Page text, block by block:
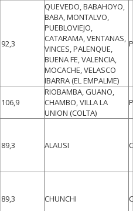
92,3
QUEVEDO, BABAHOYO,
BABA, MONTALVO,
PUEBLOVIEJO,
CATARAMA, VENTANAS,
VINCES, PALENQUE,
BUENA FE, VALENCIA,
MOCACHE, VELASCO
IBARRA (EL EMPALME)
106,9
RIOBAMBA, GUANO,
CHAMBO, VILLA LA
UNION (COLTA)
89,3 ALAUSI
89,3 CHUNCHI